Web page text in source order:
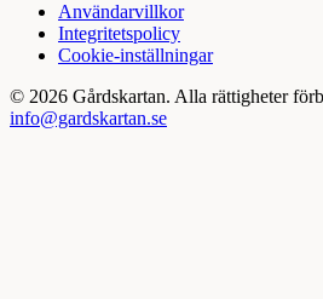
Användarvillkor
Integritetspolicy
Cookie-inställningar
© 2026 Gårdskartan. Alla rättigheter
info@gardskartan.se